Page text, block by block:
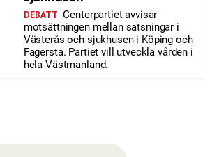
DEBATT Centerpartiet avvisar
motsättningen mellan satsningar i
Västerås och sjukhusen i Köping och
Fagersta. Partiet vill utveckla vården i
hela Västmanland.